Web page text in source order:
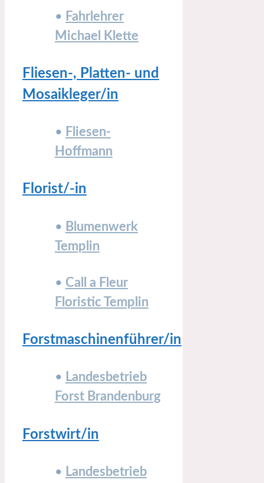
• Fahrlehrer
Michael Klette
Fliesen-, Platten- und
Mosaikleger/in
• Fliesen-
Hoffmann
Florist/-in
• Blumenwerk
Templin
• Call a Fleur
Floristic Templin
Forstmaschinenführer/in
• Landesbetrieb
Forst Brandenburg
Forstwirt/in
• Landesbetrieb